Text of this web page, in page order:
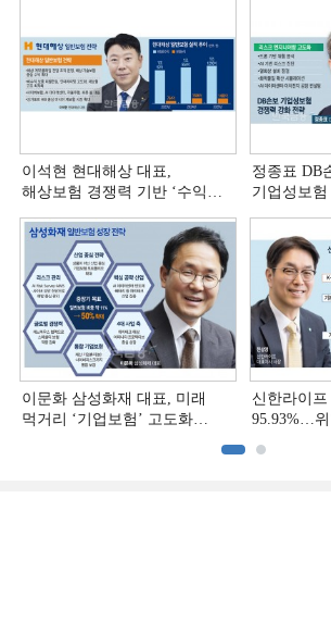
이석현 현대해상 대표,
해상보험 경쟁력 기반 ‘수익
(3)]
정종표 DB
기업성보
이문화 삼성화재 대표, 미래
먹거리 ‘기업보험’ 고도화
신한라이
95.93%…